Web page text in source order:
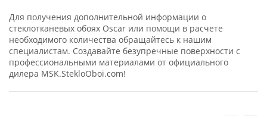
Для получения дополнительной информации о
стеклотканевых обоях Oscar или помощи в расчете
необходимого количества обращайтесь к нашим
специалистам. Создавайте безупречные поверхности с
профессиональными материалами от официального
дилера MSK.StekloOboi.com!